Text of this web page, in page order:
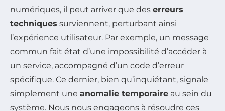
numériques, il peut arriver que des erreurs
techniques surviennent, perturbant ainsi
l’expérience utilisateur. Par exemple, un message
commun fait état d’une impossibilité d’accéder à
un service, accompagné d’un code d’erreur
spécifique. Ce dernier, bien qu’inquiétant, signale
simplement une anomalie temporaire au sein du
système. Nous nous engageons à résoudre ces